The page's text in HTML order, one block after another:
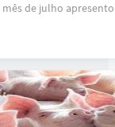
mês de julho